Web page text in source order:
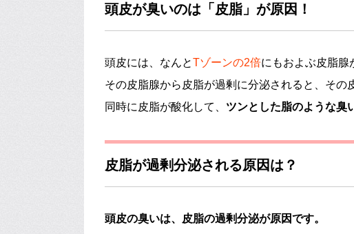
頭皮が臭いのは「皮脂」が原因！
頭皮には、なんとTゾーンの2倍にもおよぶ皮脂腺
その皮脂腺から皮脂が過剰に分泌されると、その
同時に皮脂が酸化して、 ツンとした脂のような臭
皮脂が過剰分泌される原因は？
頭皮の臭いは、皮脂の過剰分泌が原因です。